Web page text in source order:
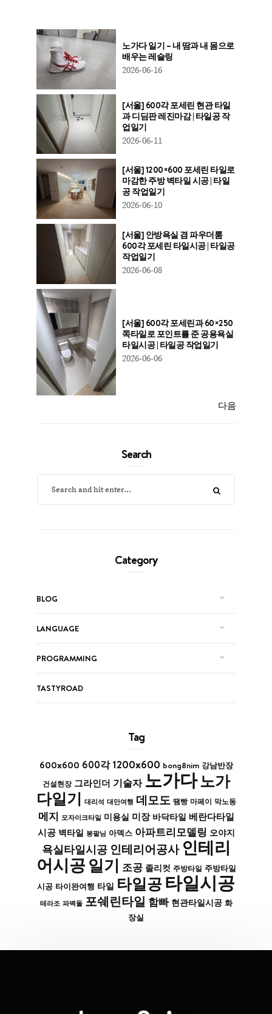
노가다 일기 – 내 땀과 내 몸으로
배우는 레슬링
2026-06-16
[서울] 600각 포세린 현관 타일
과 디딤판 레진마감 | 타일공 작
업일기
2026-06-11
[서울] 1200×600 포세린 타일로
마감한 주방 벽타일 시공 | 타일
공 작업일기
2026-06-10
[서울] 안방욕실 겸 파우더룸
600각 포세린 타일시공 | 타일공
작업일기
2026-06-08
[서울] 600각 포세린과 60×250
쪽타일로 포인트를 준 공용욕실
타일시공 | 타일공 작업일기
2026-06-06
다음
Search
Category
BLOG
LANGUAGE
PROGRAMMING
TASTYROAD
Tag
600x600 600각 1200x600 bong8nim 강남반장
건설현장 그라인더 기술자 노가다노가
다일기 대리석 대만여행 데모도 땜빵 마페이 막노동
메지 모자이크타일 미용실 미장 바닥타일 베란다타일
시공 벽타일 봉팔님 아덱스 아파트리모델링 오야지
욕실타일시공 인테리어공사 인테리
어시공 일기 조공 졸리컷 주방타일 주방타일
시공 타이완여행 타일 타일공타일시공
테라조 파벽돌 포쉐린타일 함빠 현관타일시공 화
장실